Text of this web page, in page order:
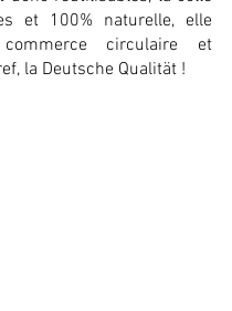
et 100% naturelle, elle
circulaire et
la Deutsche Qualität !